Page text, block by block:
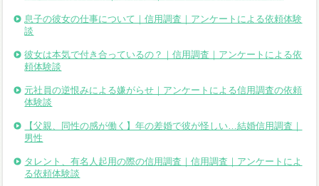
息子の彼女の仕事について｜信用調査｜アンケートによる依頼体験
談
彼女は本気で付き合っているの？｜信用調査｜アンケートによる依
頼体験談
元社員の逆恨みによる嫌がらせ｜アンケートによる信用調査の依頼
体験談
【父親、同性の感が働く】年の差婚で彼が怪しい…結婚信用調査｜
男性
タレント、有名人起用の際の信用調査｜信用調査｜アンケートによ
る依頼体験談